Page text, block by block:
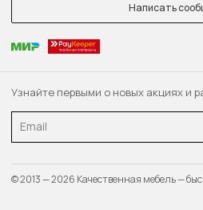
Узнайте первыми о новых акциях и
Email
Написать
© 2013 — 2026 Качественная мебель —